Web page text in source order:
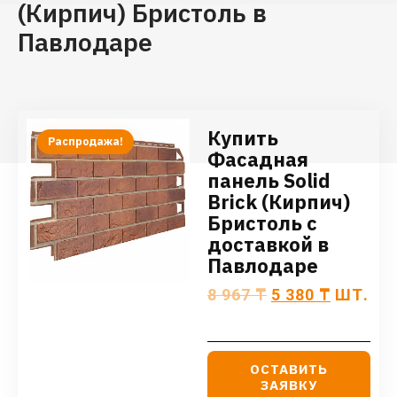
(Кирпич) Бристоль в
Павлодаре
Распродажа!
Купить
Фасадная
панель Solid
Brick (Кирпич)
Бристоль с
доставкой в
Павлодаре
8 967₸ 5 380 ₸ ШТ.
ОСТАВИТЬ
ЗАЯВКУ